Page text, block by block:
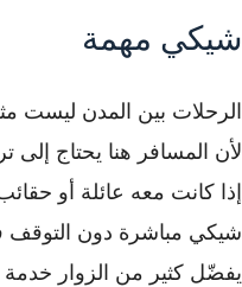
شيكي مهمة
الرحلات بين المدن ليست
لأن المسافر هنا يحتاج
إذا كانت معه عائلة أو
شيكي مباشرة دون التوقف
يفضّل كثير من الزوار خدمة